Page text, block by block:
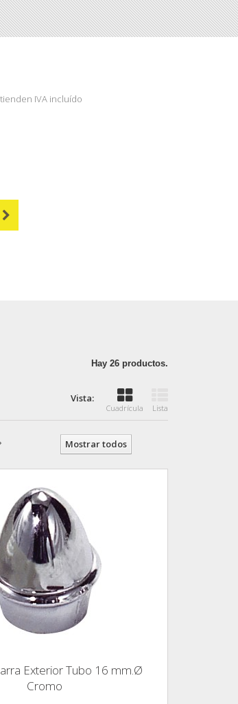
IVA incluído
Hay 26 productos.
Vista:
Cuadrícula Lista
Mostrar todos
Exterior Tubo 16 mm.Ø
Cromo